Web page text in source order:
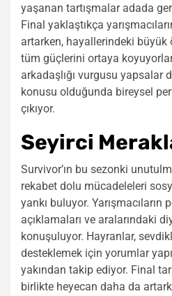
yaşanan tartışmalar adada
Final yaklaştıkça
artarken, hayallerindeki
tüm güçlerini ortaya
arkadaşlığı vurgusu yapsalar
konusu olduğunda bireysel
çıkıyor.
Seyirci
Survivor’ın bu sezonki
rekabet dolu mücadeleleri
yankı buluyor. Yarışmacıların
açıklamaları ve aralarındaki
konuşuluyor. Hayranlar,
desteklemek için yorumlar
yakından takip ediyor. Final
birlikte heyecan daha da